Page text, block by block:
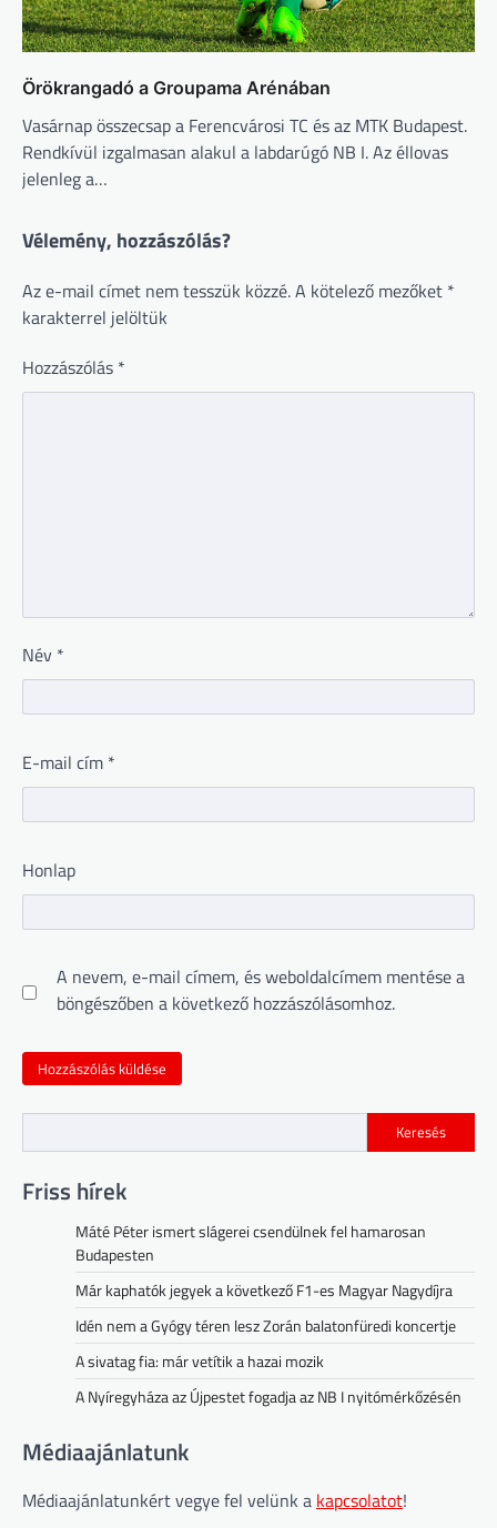
Örökrangadó a Groupama Arénában
Vasárnap összecsap a Ferencvárosi TC és az MTK Budapest.
Rendkívül izgalmasan alakul a labdarúgó NB I. Az éllovas
jelenleg a…
Vélemény, hozzászólás?
Az e-mail címet nem tesszük közzé.A kötelező mezőket *
karakterrel jelöltük
Hozzászólás *
Név *
E-mail cím *
Honlap
A nevem, e-mail címem, és weboldalcímem mentése a
böngészőben a következő hozzászólásomhoz.
Keresés
Friss hírek
Máté Péter ismert slágerei csendülnek fel hamarosan
Budapesten
Már kaphatók jegyek a következő F1-es Magyar Nagydíjra
Idén nem a Gyógy téren lesz Zorán balatonfüredi koncertje
A sivatag fia: már vetítik a hazai mozik
A Nyíregyháza az Újpestet fogadja az NB I nyitómérkőzésén
Médiaajánlatunk
Médiaajánlatunkért vegye fel velünk a kapcsolatot!